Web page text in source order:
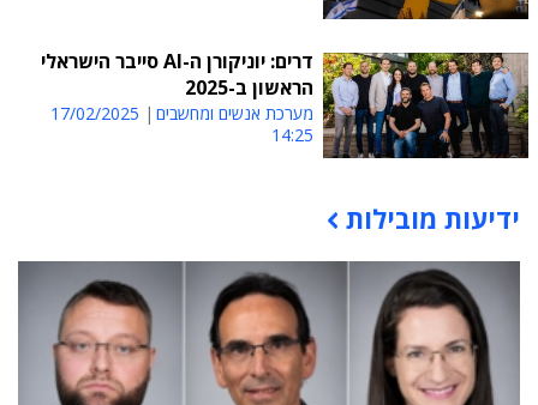
דרים: יוניקורן ה-AI סייבר הישראלי
הראשון ב-2025
מערכת אנשים ומחשבים
17/02/2025
14:25
תוכן פרסומי
ידיעות מובילות